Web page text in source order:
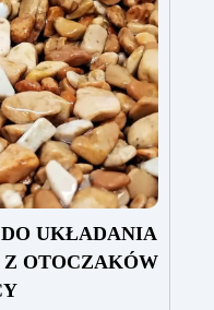
lub mniejszej i
wykończenie
nawet na
mogą sprawiać
UKŁADANIA
OTOCZAKÓW